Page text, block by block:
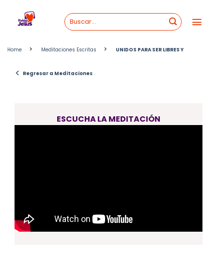
content
Home > Meditaciones Escritas > UNIDOS PARA SER LIBRES Y
< Regresar a Meditaciones
ESCUCHA LA MEDITACIÓN